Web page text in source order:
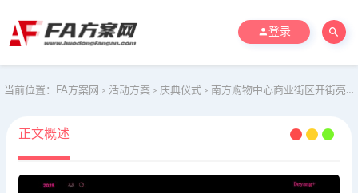
登录
当前位置： FA方案网 > 活动方案 > 庆典仪式 > 南方购物中心商业街区开街亮相活动策划方案
正文概述